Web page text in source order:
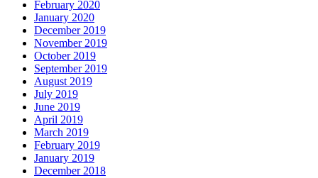
February 2020
January 2020
December 2019
November 2019
October 2019
September 2019
August 2019
July 2019
June 2019
April 2019
March 2019
February 2019
January 2019
December 2018